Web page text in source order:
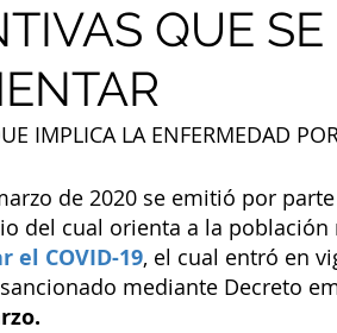
QUE
IMPLICA LA ENFERMEDAD
de 2020 se emitió por
del cual orienta a la población
COVID-19, el cual entró en
mediante Decreto